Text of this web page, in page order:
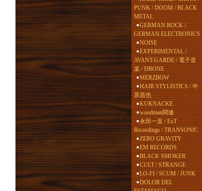
PUNK / DOOM / BLACK
METAL
GERMAN ROCK /
GERMAN ELECTRONICS
NOISE
EXPERIMENTAL /
AVANT-GARDE / 電子音
楽 / DRONE
MERZBOW
HAIR STYLISTICS / 中
原昌也
KUKNACKE
woodman関連
永田一直 / ExT
Recordings / TRANSONIC
ZERO GRAVITY
EM RECORDS
BLACK SMOKER
CULT / STRANGE
LO-FI / SCUM / JUNK
DOLOR DEL